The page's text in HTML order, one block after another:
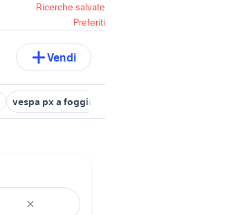
Ricerche salvate
Preferiti
Vendi
vespa px a foggia e provincia